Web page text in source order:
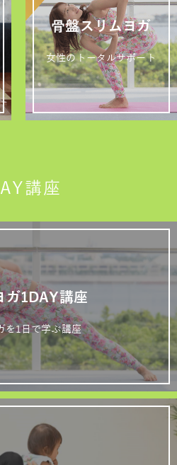
骨盤スリムヨガ
女性のトータルサポート
講座
ガ1DAY講座
を1日で学ぶ講座